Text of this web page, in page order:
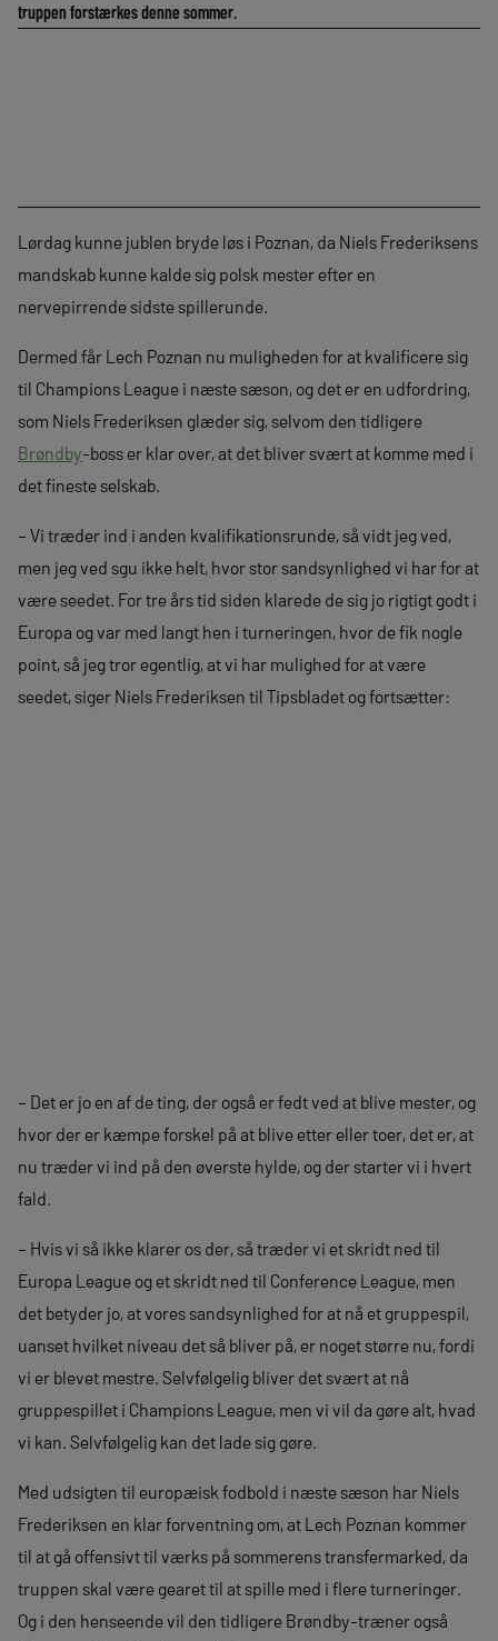
truppen forstærkes denne sommer.
Lørdag kunne jublen bryde løs i Poznan, da Niels Frederiksens
mandskab kunne kalde sig polsk mester efter en
nervepirrende sidste spillerunde.
Dermed får Lech Poznan nu muligheden for at kvalificere sig
til Champions League i næste sæson, og det er en udfordring,
som Niels Frederiksen glæder sig, selvom den tidligere
Brøndby-boss er klar over, at det bliver svært at komme med i
det fineste selskab.
– Vi træder ind i anden kvalifikationsrunde, så vidt jeg ved,
men jeg ved sgu ikke helt, hvor stor sandsynlighed vi har for at
være seedet. For tre års tid siden klarede de sig jo rigtigt godt i
Europa og var med langt hen i turneringen, hvor de fik nogle
point, så jeg tror egentlig, at vi har mulighed for at være
seedet, siger Niels Frederiksen til Tipsbladet og fortsætter:
– Det er jo en af de ting, der også er fedt ved at blive mester, og
hvor der er kæmpe forskel på at blive etter eller toer, det er, at
nu træder vi ind på den øverste hylde, og der starter vi i hvert
fald.
– Hvis vi så ikke klarer os der, så træder vi et skridt ned til
Europa League og et skridt ned til Conference League, men
det betyder jo, at vores sandsynlighed for at nå et gruppespil,
uanset hvilket niveau det så bliver på, er noget større nu, fordi
vi er blevet mestre. Selvfølgelig bliver det svært at nå
gruppespillet i Champions League, men vi vil da gøre alt, hvad
vi kan. Selvfølgelig kan det lade sig gøre.
Med udsigten til europæisk fodbold i næste sæson har Niels
Frederiksen en klar forventning om, at Lech Poznan kommer
til at gå offensivt til værks på sommerens transfermarked, da
truppen skal være gearet til at spille med i flere turneringer.
Og i den henseende vil den tidligere Brøndby-træner også